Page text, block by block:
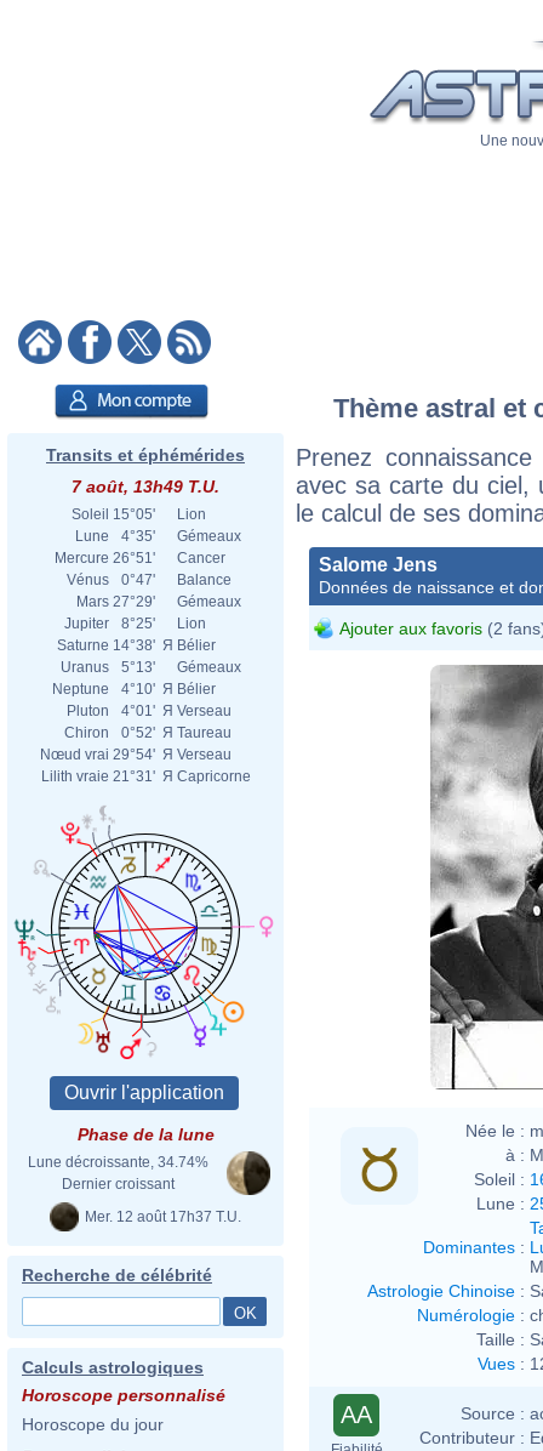
Une
Transits et éphémérides
7 août, 13h49 T.U.
Soleil 15°05'
Lion
Lune
4°35'
Gémeaux
Mercure 26°51'
Cancer
Vénus
0°47'
Balance
Mars 27°29'
Gémeaux
Jupiter
8°25'
Lion
Saturne 14°38' Я Bélier
Uranus
5°13'
Gémeaux
Neptune
4°10' Я Bélier
Pluton
4°01' Я Verseau
Chiron
0°52' Я Taureau
Nœud vrai 29°54' Я Verseau
Lilith vraie 21°31' Я Capricorne
Phase de la lune
Lune décroissante, 34.74%
Dernier croissant
Mer. 12 août 17h37 T.U.
Recherche de célébrité
Calculs astrologiques
Horoscope personnalisé
Horoscope du jour
Thème astral et
Prenez
avec sa carte du ciel,
le calcul de ses
Salome Jens
Données de naissance et
Ajouter aux favoris (2
Née le :
à :
Soleil :
Lune :
Dominantes :
Astrologie Chinoise :
Numérologie :
Taille :
Vues :
AA Source :
Contributeur :